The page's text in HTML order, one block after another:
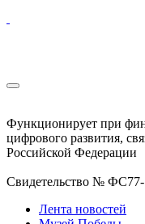
Функционирует при
цифрового развития,
Российской Федерации
Свидетельство № ФС77-
Лента новостей